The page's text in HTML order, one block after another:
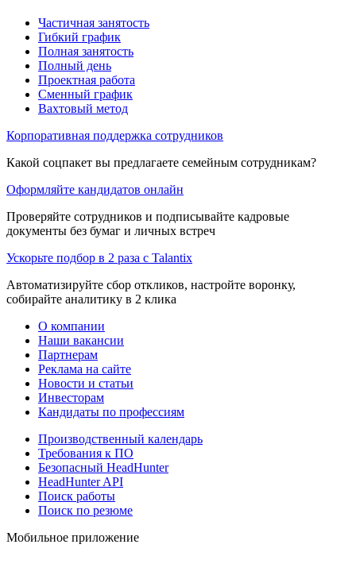
Частичная занятость
Гибкий график
Полная занятость
Полный день
Проектная работа
Сменный график
Вахтовый метод
Корпоративная поддержка сотрудников
Какой соцпакет вы предлагаете семейным сотрудникам?
Оформляйте кандидатов онлайн
Проверяйте сотрудников и подписывайте кадровые
документы без бумаг и личных встреч
Ускорьте подбор в 2 раза с Talantix
Автоматизируйте сбор откликов, настройте воронку,
собирайте аналитику в 2 клика
О компании
Наши вакансии
Партнерам
Реклама на сайте
Новости и статьи
Инвесторам
Кандидаты по профессиям
Производственный календарь
Требования к ПО
Безопасный HeadHunter
HeadHunter API
Поиск работы
Поиск по резюме
Мобильное приложение